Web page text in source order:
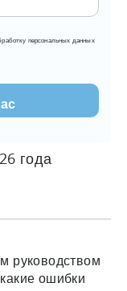
персональных данных
года
руководством
ошибки